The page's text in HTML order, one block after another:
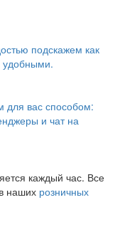
подскажем как
удобными.
вас способом:
и чат на
каждый час. Все
наших розничных